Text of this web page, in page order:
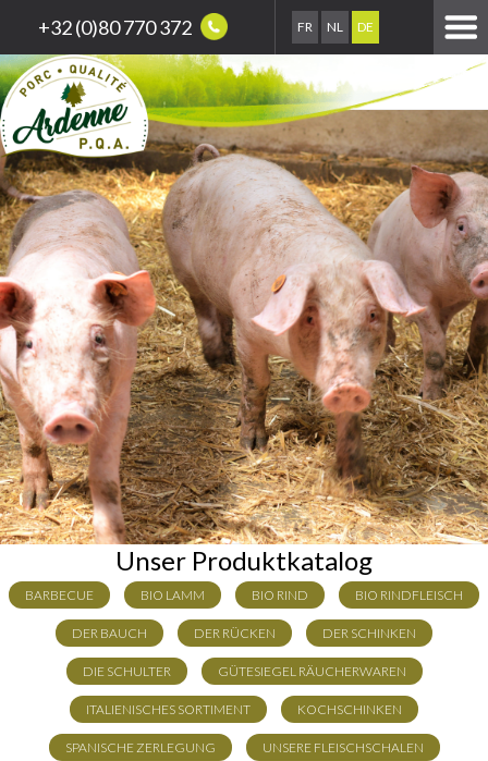
+32 (0)80 770 372 FR NL DE
Unser Produktkatalog
BARBECUE BIO LAMM BIO RIND BIO RINDFLEISCH
DER BAUCH DER RÜCKEN DER SCHINKEN
DIE SCHULTER GÜTESIEGEL RÄUCHERWAREN
ITALIENISCHES SORTIMENT KOCHSCHINKEN
SPANISCHE ZERLEGUNG UNSERE FLEISCHSCHALEN